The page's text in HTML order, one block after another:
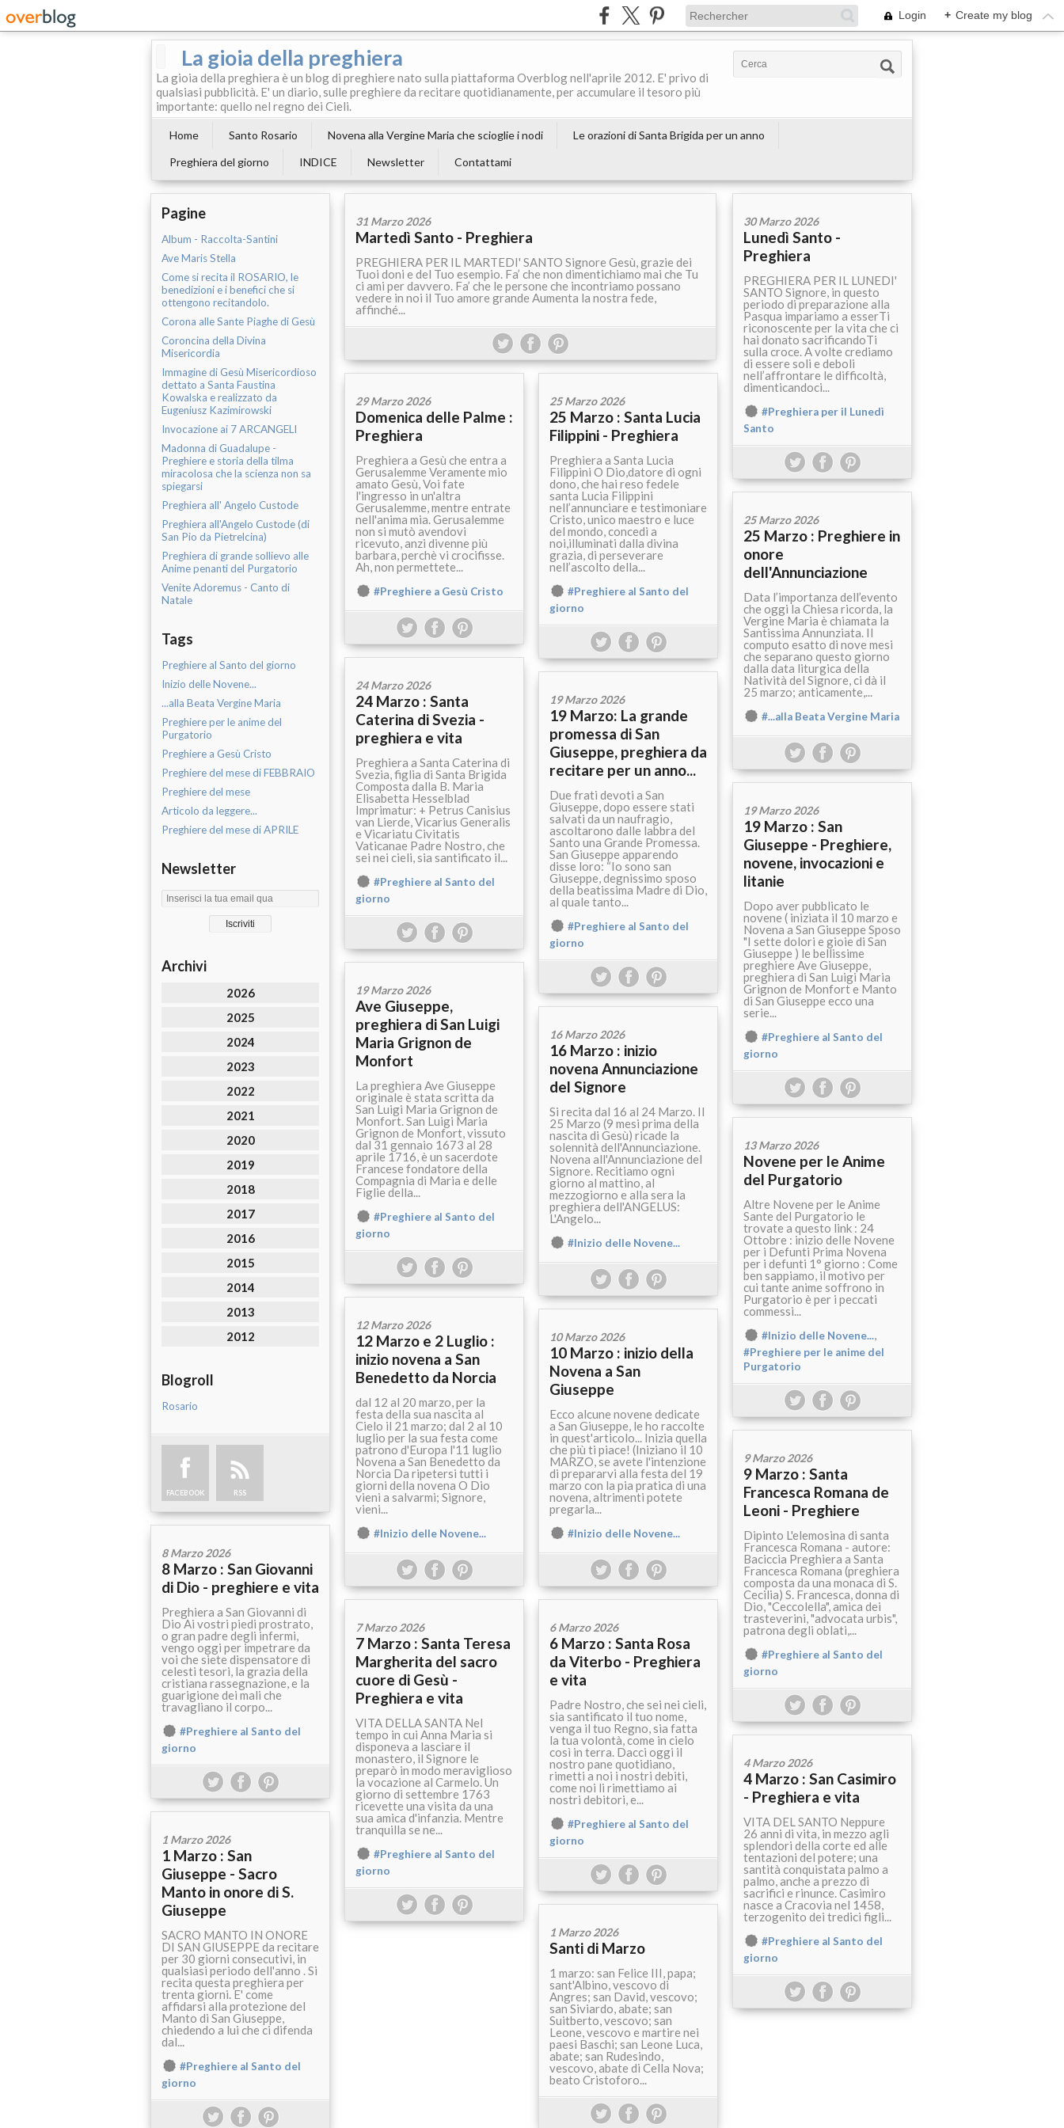
Login + Create my blog
La gioia della preghiera
La gioia della preghiera è un blog di preghiere nato sulla piattaforma Overblog nell'aprile 2012. E' privo di
qualsiasi pubblicità. E' un diario, sulle preghiere da recitare quotidianamente, per accumulare il tesoro più
importante: quello nel regno dei Cieli.
Home Santo Rosario Novena alla Vergine Maria che scioglie i nodi
Le orazioni di Santa Brigida per un anno
Preghiera del giorno
INDICE Newsletter Contattami
Pagine
Album - Raccolta-Santini
Ave Maris Stella
Come si recita il ROSARIO, le
benedizioni e i benefici che si
ottengono recitandolo.
Corona alle Sante Piaghe di Gesù
Coroncina della Divina
Misericordia
Immagine di Gesù Misericordioso
dettato a Santa Faustina
Kowalska e realizzato da
Eugeniusz Kazimirowski
Invocazione ai 7 ARCANGELI
Madonna di Guadalupe -
Preghiere e storia della tilma
miracolosa che la scienza non sa
spiegarsi
Preghiera all' Angelo Custode
Preghiera all'Angelo Custode (di
San Pio da Pietrelcina)
Preghiera di grande sollievo alle
Anime penanti del Purgatorio
Venite Adoremus - Canto di
Natale
Tags
Preghiere al Santo del giorno
Inizio delle Novene...
...alla Beata Vergine Maria
Preghiere per le anime del
Purgatorio
Preghiere a Gesù Cristo
Preghiere del mese di FEBBRAIO
Preghiere del mese
Articolo da leggere...
Preghiere del mese di APRILE
Newsletter
Archivi
2026
2025
2024
2023
2022
2021
2020
2019
2018
2017
2016
2015
2014
2013
2012
Blogroll
Rosario
FACEBOOK RSS
31 Marzo 2026
Martedì Santo - Preghiera
PREGHIERA PER IL MARTEDI' SANTO Signore Gesù, grazie dei
Tuoi doni e del Tuo esempio. Fa’ che non dimentichiamo mai che Tu
ci ami per davvero. Fa’ che le persone che incontriamo possano
vedere in noi il Tuo amore grande Aumenta la nostra fede,
affinché...
30 Marzo 2026
Lunedì Santo -
Preghiera
PREGHIERA PER IL LUNEDI'
SANTO Signore, in questo
periodo di preparazione alla
Pasqua impariamo a esserTi
riconoscente per la vita che ci
hai donato sacrificandoTi
sulla croce. A volte crediamo
di essere soli e deboli
nell’affrontare le difficoltà,
dimenticandoci...
#Preghiera per il Lunedì
Santo
29 Marzo 2026
Domenica delle Palme :
Preghiera
Preghiera a Gesù che entra a
Gerusalemme Veramente mio
amato Gesù, Voi fate
l'ingresso in un'altra
Gerusalemme, mentre entrate
nell'anima mia. Gerusalemme
non si mutò avendovi
ricevuto, anzi divenne più
barbara, perchè vi crocifisse.
Ah, non permettete...
#Preghiere a Gesù Cristo
25 Marzo 2026
25 Marzo : Santa Lucia
Filippini - Preghiera
Preghiera a Santa Lucia
Filippini O Dio,datore di ogni
dono, che hai reso fedele
santa Lucia Filippini
nell’annunciare e testimoniare
Cristo, unico maestro e luce
del mondo, concedi a
noi,illuminati dalla divina
grazia, di perseverare
nell’ascolto della...
#Preghiere al Santo del
giorno
25 Marzo 2026
25 Marzo : Preghiere in
onore
dell'Annunciazione
Data l’importanza dell’evento
che oggi la Chiesa ricorda, la
Vergine Maria è chiamata la
Santissima Annunziata. Il
computo esatto di nove mesi
che separano questo giorno
dalla data liturgica della
Natività del Signore, ci dà il
25 marzo; anticamente,...
#...alla Beata Vergine Maria
24 Marzo 2026
24 Marzo : Santa
Caterina di Svezia -
preghiera e vita
Preghiera a Santa Caterina di
Svezia, figlia di Santa Brigida
Composta dalla B. Maria
Elisabetta Hesselblad
Imprimatur: + Petrus Canisius
van Lierde, Vicarius Generalis
e Vicariatu Civitatis
Vaticanae Padre Nostro, che
sei nei cieli, sia santificato il...
#Preghiere al Santo del
giorno
19 Marzo 2026
19 Marzo: La grande
promessa di San
Giuseppe, preghiera da
recitare per un anno...
Due frati devoti a San
Giuseppe, dopo essere stati
salvati da un naufragio,
ascoltarono dalle labbra del
Santo una Grande Promessa.
San Giuseppe apparendo
disse loro: “Io sono san
Giuseppe, degnissimo sposo
della beatissima Madre di Dio,
al quale tanto...
#Preghiere al Santo del
giorno
19 Marzo 2026
19 Marzo : San
Giuseppe - Preghiere,
novene, invocazioni e
litanie
Dopo aver pubblicato le
novene ( iniziata il 10 marzo e
Novena a San Giuseppe Sposo
"I sette dolori e gioie di San
Giuseppe ) le bellissime
preghiere Ave Giuseppe,
preghiera di San Luigi Maria
Grignon de Monfort e Manto
di San Giuseppe ecco una
serie...
#Preghiere al Santo del
giorno
19 Marzo 2026
Ave Giuseppe,
preghiera di San Luigi
Maria Grignon de
Monfort
La preghiera Ave Giuseppe
originale è stata scritta da
San Luigi Maria Grignon de
Monfort. San Luigi Maria
Grignon de Monfort, vissuto
dal 31 gennaio 1673 al 28
aprile 1716, è un sacerdote
Francese fondatore della
Compagnia di Maria e delle
Figlie della...
#Preghiere al Santo del
giorno
16 Marzo 2026
16 Marzo : inizio
novena Annunciazione
del Signore
Si recita dal 16 al 24 Marzo. Il
25 Marzo (9 mesi prima della
nascita di Gesù) ricade la
solennità dell'Annunciazione.
Novena all'Annunciazione del
Signore. Recitiamo ogni
giorno al mattino, al
mezzogiorno e alla sera la
preghiera dell'ANGELUS:
L'Angelo...
#Inizio delle Novene...
13 Marzo 2026
Novene per le Anime
del Purgatorio
Altre Novene per le Anime
Sante del Purgatorio le
trovate a questo link : 24
Ottobre : inizio delle Novene
per i Defunti Prima Novena
per i defunti 1° giorno : Come
ben sappiamo, il motivo per
cui tante anime soffrono in
Purgatorio è per i peccati
commessi...
#Inizio delle Novene...,
#Preghiere per le anime del
Purgatorio
12 Marzo 2026
12 Marzo e 2 Luglio :
inizio novena a San
Benedetto da Norcia
dal 12 al 20 marzo, per la
festa della sua nascita al
Cielo il 21 marzo; dal 2 al 10
luglio per la sua festa come
patrono d'Europa l'11 luglio
Novena a San Benedetto da
Norcia Da ripetersi tutti i
giorni della novena O Dio
vieni a salvarmi; Signore,
vieni...
#Inizio delle Novene...
10 Marzo 2026
10 Marzo : inizio della
Novena a San
Giuseppe
Ecco alcune novene dedicate
a San Giuseppe, le ho raccolte
in quest'articolo... Inizia quella
che più ti piace! (Iniziano il 10
MARZO, se avete l'intenzione
di prepararvi alla festa del 19
marzo con la pia pratica di una
novena, altrimenti potete
pregarla...
#Inizio delle Novene...
9 Marzo 2026
9 Marzo : Santa
Francesca Romana de
Leoni - Preghiere
Dipinto L'elemosina di santa
Francesca Romana - autore:
Baciccia Preghiera a Santa
Francesca Romana (preghiera
composta da una monaca di S.
Cecilia) S. Francesca, donna di
Dio, "Ceccolella", amica dei
trasteverini, "advocata urbis",
patrona degli oblati,...
#Preghiere al Santo del
giorno
8 Marzo 2026
8 Marzo : San Giovanni
di Dio - preghiere e vita
Preghiera a San Giovanni di
Dio Ai vostri piedi prostrato,
o gran padre degli infermi,
vengo oggi per impetrare da
voi che siete dispensatore di
celesti tesori, la grazia della
cristiana rassegnazione, e la
guarigione dei mali che
travagliano il corpo...
#Preghiere al Santo del
giorno
7 Marzo 2026
7 Marzo : Santa Teresa
Margherita del sacro
cuore di Gesù -
Preghiera e vita
VITA DELLA SANTA Nel
tempo in cui Anna Maria si
disponeva a lasciare il
monastero, il Signore le
preparò in modo meraviglioso
la vocazione al Carmelo. Un
giorno di settembre 1763
ricevette una visita da una
sua amica d'infanzia. Mentre
tranquilla se ne...
#Preghiere al Santo del
giorno
6 Marzo 2026
6 Marzo : Santa Rosa
da Viterbo - Preghiera
e vita
Padre Nostro, che sei nei cieli,
sia santificato il tuo nome,
venga il tuo Regno, sia fatta
la tua volontà, come in cielo
così in terra. Dacci oggi il
nostro pane quotidiano,
rimetti a noi i nostri debiti,
come noi li rimettiamo ai
nostri debitori, e...
#Preghiere al Santo del
giorno
4 Marzo 2026
4 Marzo : San Casimiro
- Preghiera e vita
VITA DEL SANTO Neppure
26 anni di vita, in mezzo agli
splendori della corte ed alle
tentazioni del potere; una
santità conquistata palmo a
palmo, anche a prezzo di
sacrifici e rinunce. Casimiro
nasce a Cracovia nel 1458,
terzogenito dei tredici figli...
#Preghiere al Santo del
giorno
1 Marzo 2026
1 Marzo : San
Giuseppe - Sacro
Manto in onore di S.
Giuseppe
SACRO MANTO IN ONORE
DI SAN GIUSEPPE da recitare
per 30 giorni consecutivi, in
qualsiasi periodo dell'anno . Si
recita questa preghiera per
trenta giorni. E' come
affidarsi alla protezione del
Manto di San Giuseppe,
chiedendo a lui che ci difenda
dal...
#Preghiere al Santo del
giorno
1 Marzo 2026
Santi di Marzo
1 marzo: san Felice III, papa;
sant'Albino, vescovo di
Angres; san David, vescovo;
san Siviardo, abate; san
Suitberto, vescovo; san
Leone, vescovo e martire nei
paesi Baschi; san Leone Luca,
abate; san Rudesindo,
vescovo, abate di Cella Nova;
beato Cristoforo...